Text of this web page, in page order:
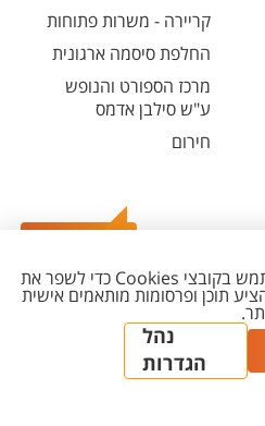
קריירה - משרות פתוחות
החלפת סיסמה ארגונית
מרכז הספורט והנופש
ע"ש סילבן אדמס
חירום
מדיניות עריכת
תוכן